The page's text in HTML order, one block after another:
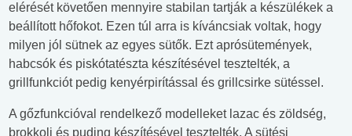
elérését követően mennyire stabilan tartják a készülékek a
beállított hőfokot. Ezen túl arra is kíváncsiak voltak, hogy
milyen jól sütnek az egyes sütők. Ezt aprósütemények,
habcsók és piskótatészta készítésével tesztelték, a
grillfunkciót pedig kenyérpirítással és grillcsirke sütéssel.
A gőzfunkcióval rendelkező modelleket lazac és zöldség,
brokkoli és puding készítésével tesztelték. A sütési